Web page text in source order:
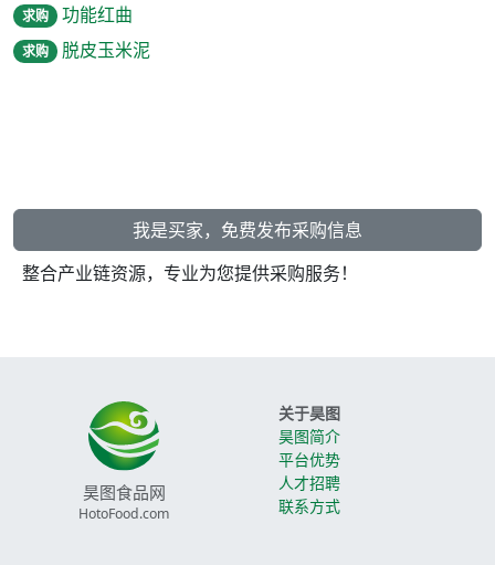
求购 功能红曲
求购 脱皮玉米泥
我是买家，免费发布采购信息
整合产业链资源，专业为您提供采购服务！
昊图食品网
HotoFood.com
关于昊图
昊图简介
平台优势
人才招聘
联系方式